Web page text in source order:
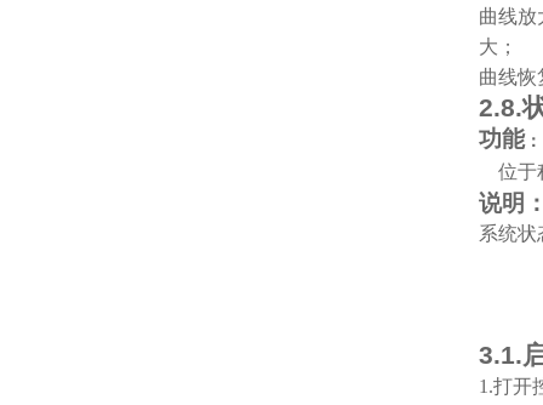
曲线放
大；
曲线恢
2.8.
功能：
位于
说明
系统状
3.1.
1.打开